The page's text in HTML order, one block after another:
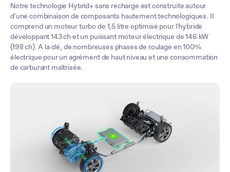
Notre technologie Hybrid+ sans recharge est construite autour
d'une combinaison de composants hautement technologiques. Il
comprend un moteur turbo de 1,5 litre optimisé pour l'hybride
développant 143 ch et un puissant moteur électrique de 146 kW
(198 ch). A la clé, de nombreuses phases de roulage en 100%
électrique pour un agrément de haut niveau et une consommation
de carburant maîtrisée.